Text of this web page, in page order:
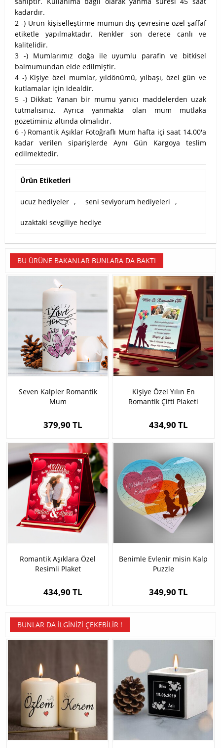
kadardır.
2 -) Ürün kişiselleştirme mumun dış çevresine özel şaffaf
etiketle yapılmaktadır. Renkler son derece canlı ve
kalitelidir.
3 -) Mumlarımız doğa ile uyumlu parafin ve bitkisel
balmumundan elde edilmiştir.
4 -) Kişiye özel mumlar, yıldönümü, yılbaşı, özel gün ve
kutlamalar için idealdir.
5 -) Dikkat: Yanan bir mumu yanıcı maddelerden uzak
tutmalısınız. Ayrıca yanmakta olan mum mutlaka
gözetiminiz altında olmalıdır.
6 -) Romantik Aşıklar Fotoğraflı Mum hafta içi saat 14.00'a
kadar verilen siparişlerde Aynı Gün Kargoya teslim
edilmektedir.
Ürün Etiketleri
ucuz hediyeler , seni seviyorum hediyeleri ,
uzaktaki sevgiliye hediye
BU ÜRÜNE BAKANLAR BUNLARA DA BAKTI
Seven Kalpler Romantik
Mum
379,90 TL
Kişiye Özel Yılın En
Romantik Çifti Plaketi
434,90 TL
Romantik Aşıklara Özel
Resimli Plaket
434,90 TL
Benimle Evlenir misin Kalp
Puzzle
349,90 TL
BUNLAR DA İLGINIZI ÇEKEBILIR !